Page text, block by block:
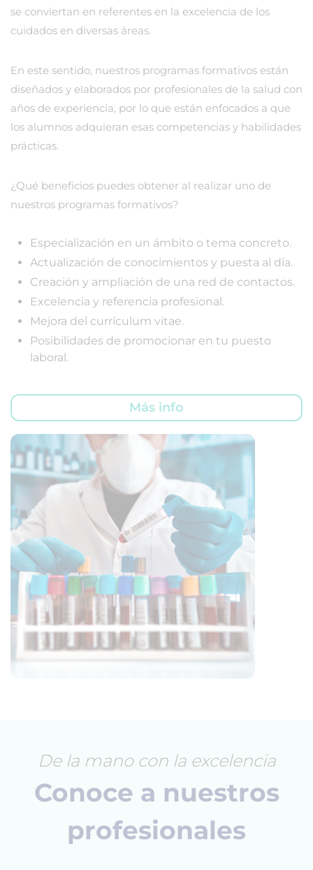
se conviertan en referentes en la excelencia de los
cuidados en diversas áreas.
En este sentido, nuestros programas formativos están
diseñados y elaborados por profesionales de la salud con
años de experiencia, por lo que están enfocados a que
los alumnos adquieran esas competencias y habilidades
prácticas.
¿Qué beneficios puedes obtener al realizar uno de
nuestros programas formativos?
Especialización en un ámbito o tema concreto.
Actualización de conocimientos y puesta al día.
Creación y ampliación de una red de contactos.
Excelencia y referencia profesional.
Mejora del currículum vitae.
Posibilidades de promocionar en tu puesto
laboral.
Más info
De la mano con la excelencia
Conoce a nuestros
profesionales